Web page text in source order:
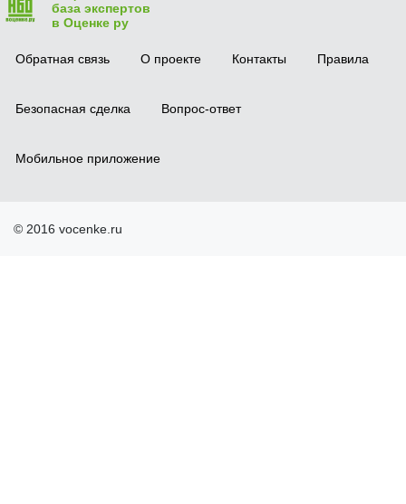
база экспертов
в Оценке ру
Обратная связь О проекте Контакты Правила
Безопасная сделка Вопрос-ответ
Мобильное приложение
© 2016 vocenke.ru